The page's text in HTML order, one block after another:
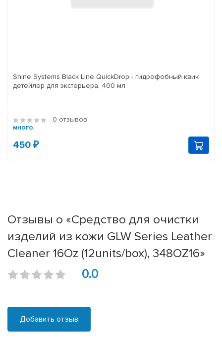
Shine Systems Black Line QuickDrop - гидрофобный квик
детейлер для экстерьера, 400 мл
0 отзывов
много
450 ₽
Отзывы о «Средство для очистки
изделий из кожи GLW Series Leather
Cleaner 16Oz (12units/box), 348OZ16»
0.0
Добавить отзыв